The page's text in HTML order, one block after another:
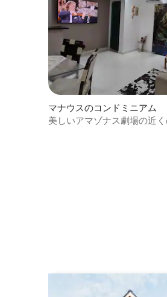
マナウスのコンドミニアム
美しいアマゾナス劇場の近